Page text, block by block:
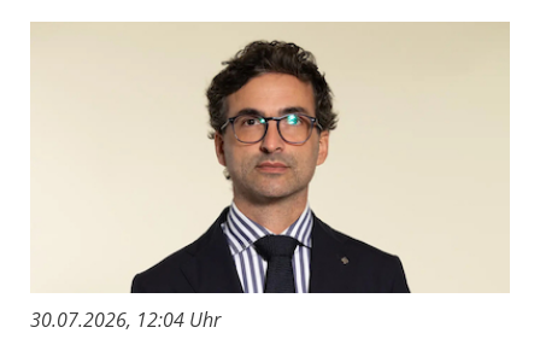
30.07.2026, 12:04 Uhr